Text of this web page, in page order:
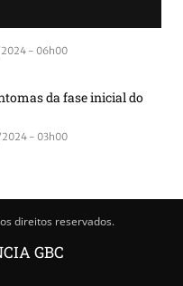
- 06h00
da fase inicial do
- 03h00
direitos reservados.
GBC